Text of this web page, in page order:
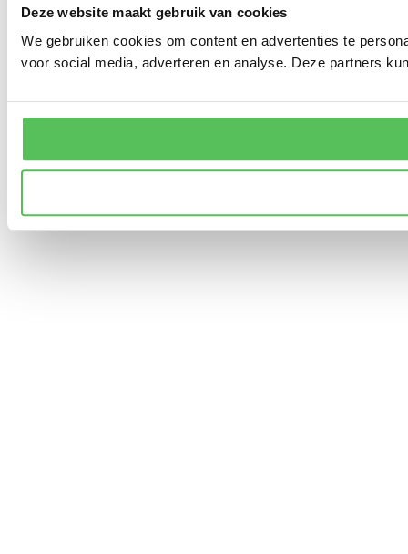
Deze website maakt gebruik van cookies
We gebruiken cookies om content en advertenties te
voor social media, adverteren en analyse. Deze partners